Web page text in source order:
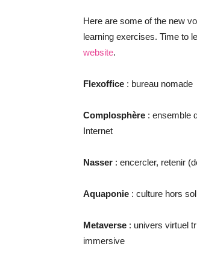
Here are some of the new
learning exercises. Time to
website.
Flexoffice : bureau nomade
Complosphère : ensemble
Internet
Nasser : encercler, retenir
Aquaponie : culture hors
Metaverse : univers virtuel
immersive